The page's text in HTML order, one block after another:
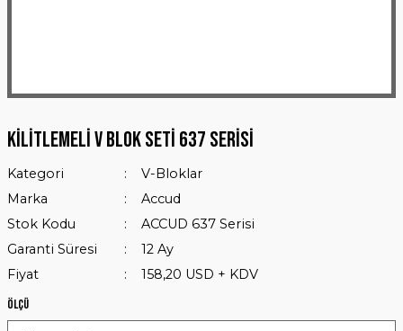
Kilitlemeli V Blok Seti 637 Serisi
Kategori
V-Bloklar
Marka
Accud
Stok Kodu
ACCUD 637 Serisi
Garanti Süresi
12 Ay
Fiyat
158,20 USD + KDV
Ölçü